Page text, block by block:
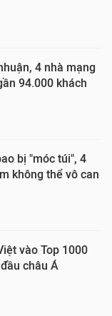
4 nhà mạng
94.000 khách
bị "móc túi", 4
không thể vô can
vào Top 1000
châu Á